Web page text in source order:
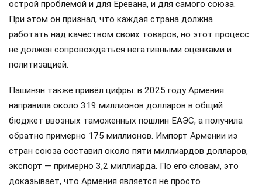
острой проблемой и для Еревана, и для самого союза.
При этом он признал, что каждая страна должна
работать над качеством своих товаров, но этот процесс
не должен сопровождаться негативными оценками и
политизацией.
Пашинян также привёл цифры: в 2025 году Армения
направила около 319 миллионов долларов в общий
бюджет ввозных таможенных пошлин ЕАЭС, а получила
обратно примерно 175 миллионов. Импорт Армении из
стран союза составил около пяти миллиардов долларов,
экспорт — примерно 3,2 миллиарда. По его словам, это
доказывает, что Армения является не просто